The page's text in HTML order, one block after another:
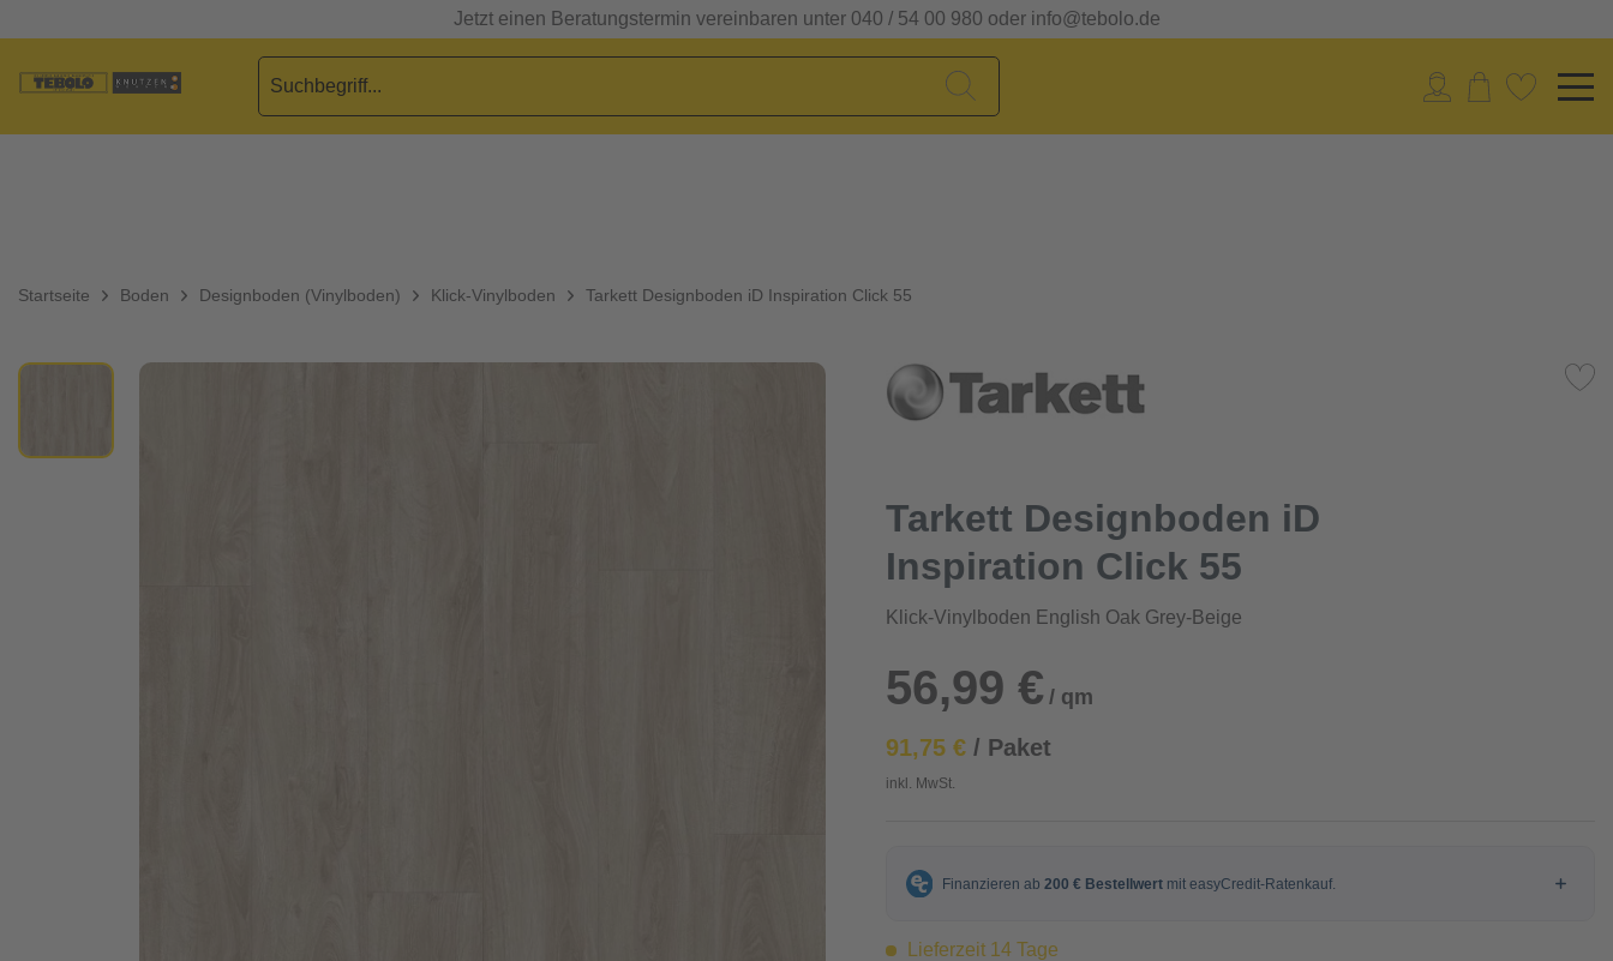
Jetzt einen Beratungstermin vereinbaren unter 040 / 54 00 980 oder info@tebolo.de
Startseite Boden Designboden (Vinylboden) Klick-Vinylboden Tarkett Designboden iD Inspiration Click 55
Tarkett Designboden iD
Inspiration Click 55
Klick-Vinylboden English Oak Grey-Beige
56,99 € / qm
91,75 €/ Paket
inkl. MwSt.
Lieferzeit 14 Tage